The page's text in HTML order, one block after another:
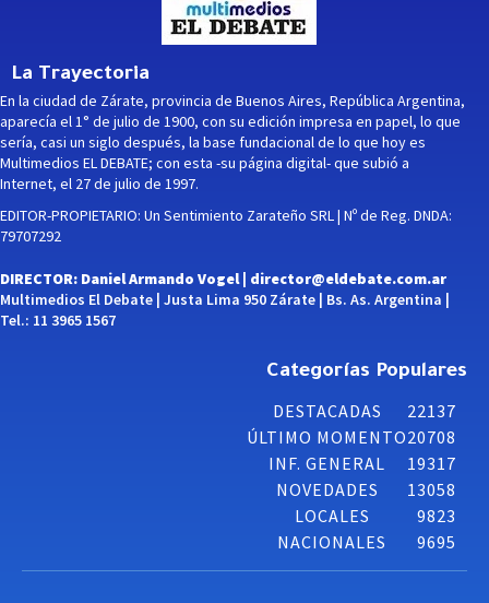
La Trayectoria
En la ciudad de Zárate, provincia de Buenos Aires, República Argentina,
aparecía el 1° de julio de 1900, con su edición impresa en papel, lo que
sería, casi un siglo después, la base fundacional de lo que hoy es
Multimedios EL DEBATE; con esta -su página digital- que subió a
Internet, el 27 de julio de 1997.
EDITOR-PROPIETARIO: Un Sentimiento Zarateño SRL | Nº de Reg. DNDA:
79707292
DIRECTOR: Daniel Armando Vogel | director@eldebate.com.ar
Multimedios El Debate | Justa Lima 950 Zárate | Bs. As. Argentina |
Tel.: 11 3965 1567
Categorías Populares
DESTACADAS
22137
ÚLTIMO MOMENTO20708
INF. GENERAL
19317
NOVEDADES
13058
LOCALES
9823
NACIONALES
9695